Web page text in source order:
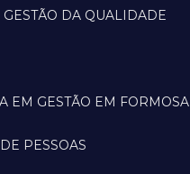
GESTÃO DA QUALIDADE
EM GESTÃO EM FORMOSA
PESSOAS